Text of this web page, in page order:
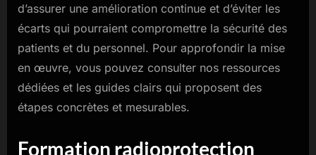
d’assurer une amélioration continue et d’éviter les
écarts qui pourraient compromettre la sécurité des
patients et du personnel. Pour approfondir la mise
en œuvre, vous pouvez consulter nos ressources
dédiées et les guides clairs qui proposent des
étapes concrètes et mesurables.
Formation radioprotection